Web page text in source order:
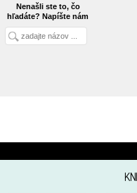
Nenašli ste to, čo
hľadáte? Napíšte nám